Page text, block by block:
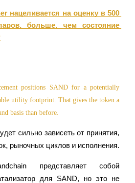
& Win
prize pool
Win 500,000 USDT
нацеливается на оценку в 500
больше, чем состояние
positions SAND for a potentially
utility footprint. That gives the token a
basis than before.
сильно зависеть от принятия,
рыночных циклов и исполнения.
представляет собой
для SAND, но это не